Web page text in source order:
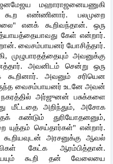
மஹாராஜனையணுகி
கூற எண்ணினார். பலமுறை
எனக் கூறிவந்தான். ஒரு
கேள் என்றார்.
வைசம்பாயனர் யோசித்தார்.
முழுபாரதத்தையும் அவனுக்கு
அவனிடம் சென்று ஒரு
கூறினார். அவனும் சரியென
வைசம்பாயனர் உடனே அவன்
அர்ஜுனன் பசுக்களை
மீட்டதை அறிந்தும், அசோக
கண்டும் துரியோதனனும்,
யுத்தம் செய்தார்கள்" என்றார்.
கூறியவுடன் அரசனுக்கு ஆவல்
கேட்க ஆரம்பித்தான்.
கூறி தன் வேலையை